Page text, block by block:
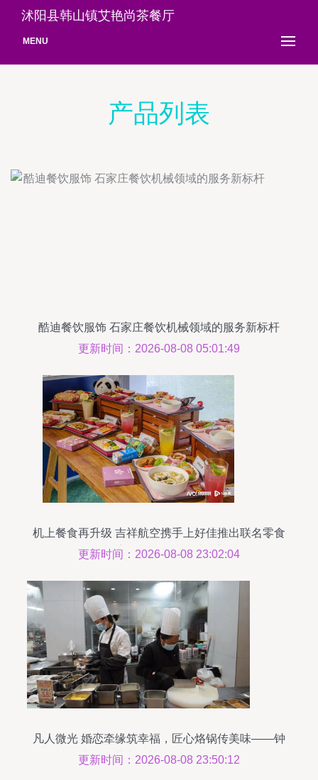
沭阳县韩山镇艾艳尚茶餐厅
MENU
产品列表
酷迪餐饮服饰 石家庄餐饮机械领域的服务新标杆
更新时间：2026-08-08 05:01:49
机上餐食再升级 吉祥航空携手上好佳推出联名零食
包，航司餐饮服务持续创新
更新时间：2026-08-08 23:02:04
凡人微光 婚恋牵缘筑幸福，匠心烙锅传美味——钟
山区创业者王芬的多元发展之路
更新时间：2026-08-08 23:50:12